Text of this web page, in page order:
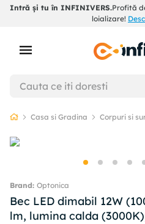
Intră și tu în INFINIVERS.Profită
loializare!
Casa si Gradina Corpuri si
Optonica
Bec LED dimabil 12W
lm, lumina calda